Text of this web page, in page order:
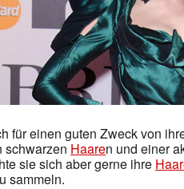
für einen guten Zweck von
schwarzen Haaren und einer
sie sich aber gerne ihre
sammeln.